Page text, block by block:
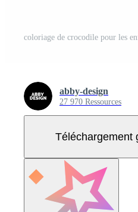
coloriage de crocodile pour les
abby-design
27 970 Ressources
Téléchargement